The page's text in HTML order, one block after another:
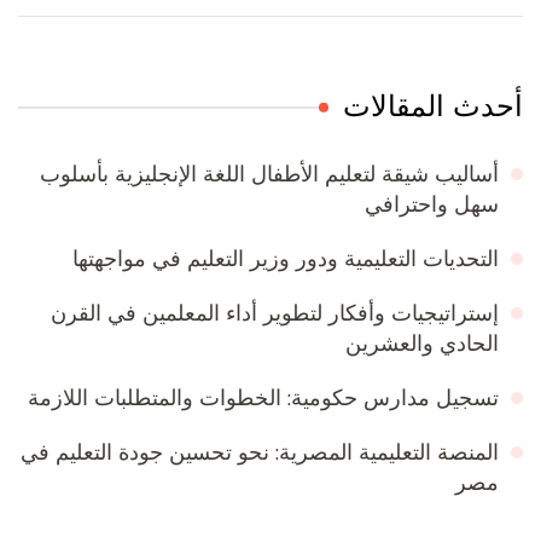
أحدث المقالات
أساليب شيقة لتعليم الأطفال اللغة الإنجليزية بأسلوب
سهل واحترافي
التحديات التعليمية ودور وزير التعليم في مواجهتها
إستراتيجيات وأفكار لتطوير أداء المعلمين في القرن
الحادي والعشرين
تسجيل مدارس حكومية: الخطوات والمتطلبات اللازمة
المنصة التعليمية المصرية: نحو تحسين جودة التعليم في
مصر